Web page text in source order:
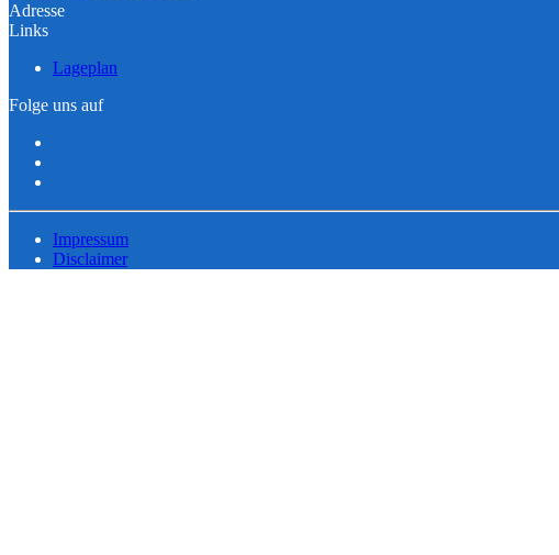
Adresse
Links
Lageplan
Folge uns auf
Impressum
Disclaimer